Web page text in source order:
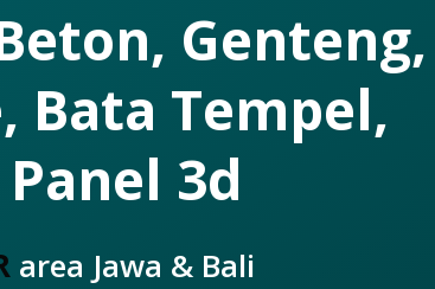
Genteng,
Bata Tempel,
3d
area Jawa & Bali